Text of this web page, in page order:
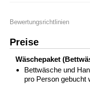
Bewertungsrichtlinien
Preise
Wäschepaket
Bettwäsche und
pro Person gebucht